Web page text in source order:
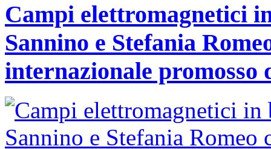
Campi elettromagnetici
Sannino e Stefania
internazionale promosso